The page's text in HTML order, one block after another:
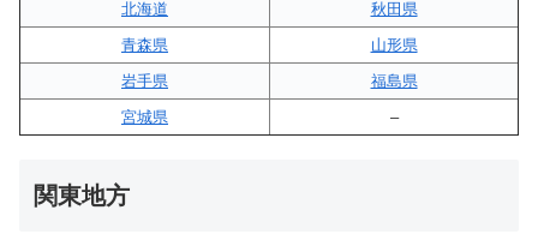
北海道
秋田県
青森県
山形県
岩手県
福島県
宮城県
–
関東地方